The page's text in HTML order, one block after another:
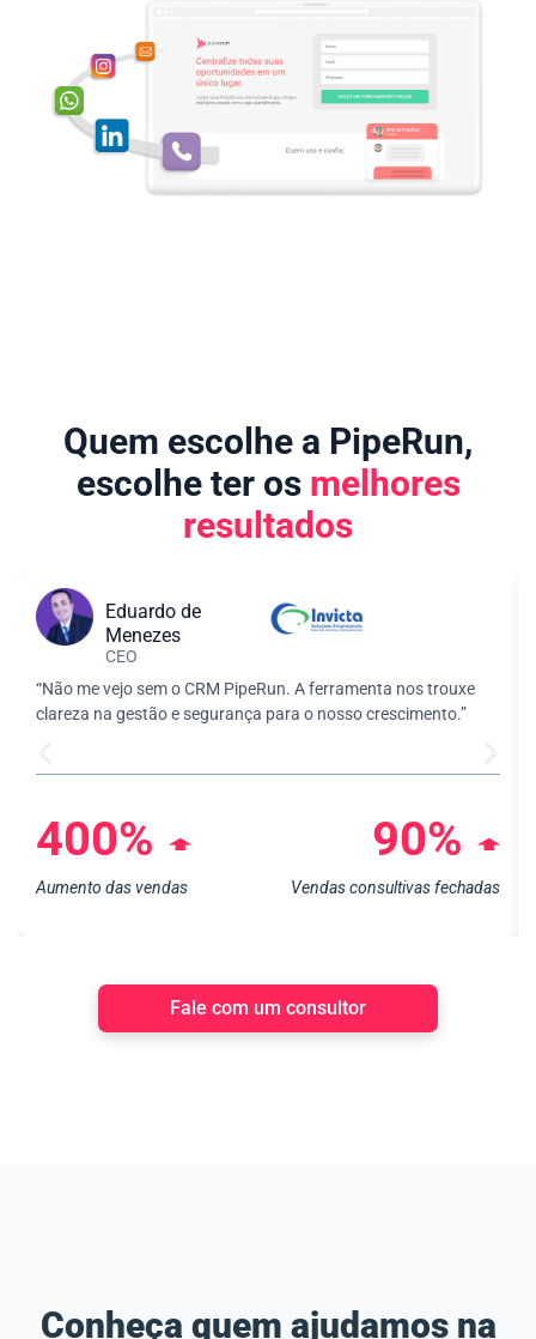
Quem escolhe a PipeRun,
escolhe ter os melhores
resultados
Eduardo de
Menezes
CEO
“Não me vejo sem o CRM PipeRun. A ferramenta nos trouxe
clareza na gestão e segurança para o nosso crescimento.”
400% ➧
Aumento das vendas
90% ➧
Vendas consultivas fechadas
Fale com um consultor
Conheça quem ajudamos na